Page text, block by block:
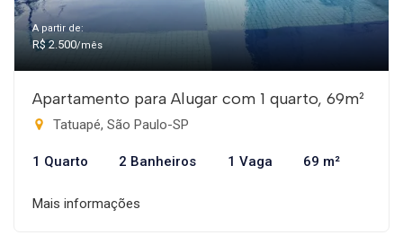
A partir de:
R$ 2.500/mês
Apartamento para Alugar com 1 quarto, 69m²
Tatuapé, São Paulo-SP
1 Quarto 2 Banheiros 1 Vaga 69 m²
Mais informações